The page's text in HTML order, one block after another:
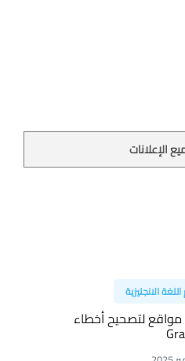
الإعلانات
الانجليزية
افضل 6 مواقع لتصحيح أخطاء